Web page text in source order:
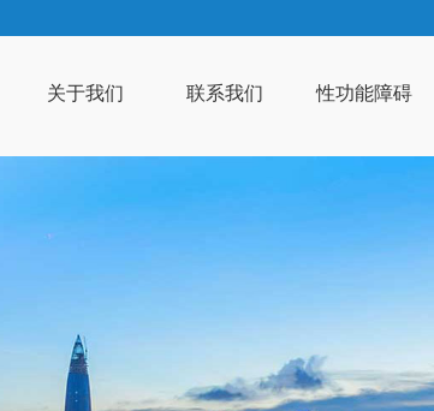
关于我们 联系我们 性功能障碍